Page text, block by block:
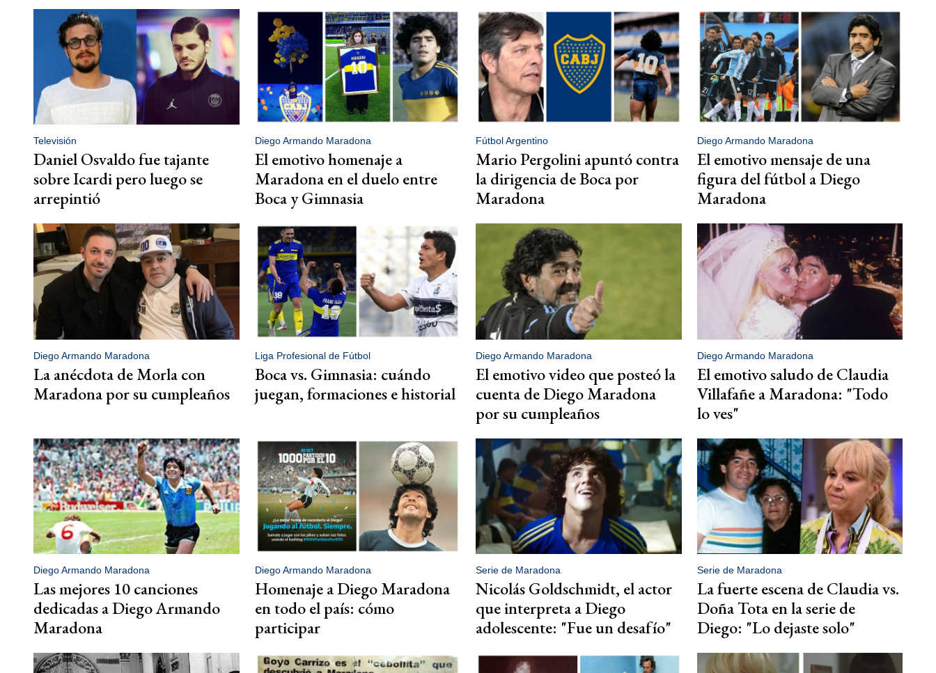
Televisión
Daniel Osvaldo fue tajante
sobre Icardi pero luego se
arrepintió
Diego Armando Maradona
El emotivo homenaje a
Maradona en el duelo entre
Boca y Gimnasia
Fútbol Argentino
Mario Pergolini apuntó contra
la dirigencia de Boca por
Maradona
Diego Armando Maradona
El emotivo mensaje de una
figura del fútbol a Diego
Maradona
Diego Armando Maradona
La anécdota de Morla con
Maradona por su cumpleaños
Liga Profesional de Fútbol
Boca vs. Gimnasia: cuándo
juegan, formaciones e historial
Diego Armando Maradona
El emotivo video que posteó la
cuenta de Diego Maradona
por su cumpleaños
Diego Armando Maradona
El emotivo saludo de Claudia
Villafañe a Maradona: "Todo
lo ves"
Diego Armando Maradona
Las mejores 10 canciones
dedicadas a Diego Armando
Maradona
Diego Armando Maradona
Homenaje a Diego Maradona
en todo el país: cómo
participar
Serie de Maradona
Nicolás Goldschmidt, el actor
que interpreta a Diego
adolescente: "Fue un desafío"
Serie de Maradona
La fuerte escena de Claudia vs.
Doña Tota en la serie de
Diego: "Lo dejaste solo"